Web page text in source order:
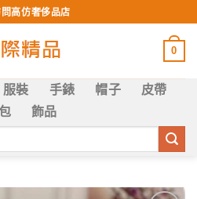
高仿奢侈品店
0
服裝 手錶 帽子
皮帶
飾品